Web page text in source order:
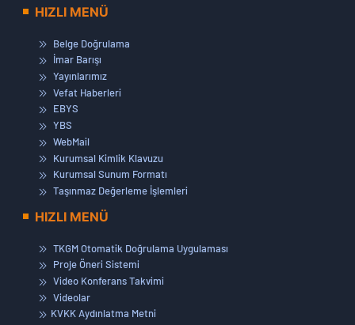
HIZLI MENÜ
Belge Doğrulama
İmar Barışı
Yayınlarımız
Vefat Haberleri
EBYS
YBS
WebMail
Kurumsal Kimlik Klavuzu
Kurumsal Sunum Formatı
Taşınmaz Değerleme İşlemleri
HIZLI MENÜ
TKGM Otomatik Doğrulama Uygulaması
Proje Öneri Sistemi
Video Konferans Takvimi
Videolar
KVKK Aydınlatma Metni